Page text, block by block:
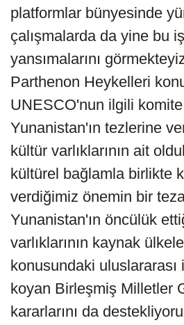
platformlar bünyesinde
çalışmalarda da yine bu
yansımalarını
Parthenon Heykelleri
UNESCO'nun ilgili komite
Yunanistan'ın tezlerine
kültür varlıklarının ait
kültürel bağlamla birlikte
verdiğimiz önemin bir
Yunanistan'ın öncülük
varlıklarının kaynak
konusundaki uluslararası
koyan Birleşmiş Milletler
kararlarını da